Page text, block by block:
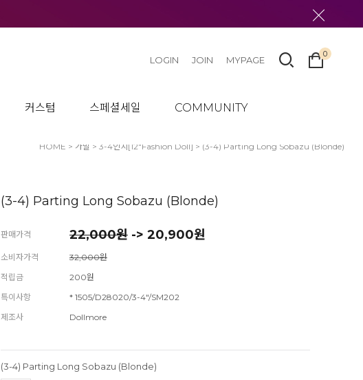
커스텀 스페셜세일 COMMUNITY
LOGIN JOIN MYPAGE
0
HOME > 가발 > 3-4인치[12"Fashion Doll] > (3-4) Parting Long Sobazu (Blonde)
(3-4) Parting Long Sobazu (Blonde)
판매가격 22,000원 -> 20,900원
소비자가격
32,000원
적립금
200원
특이사항
* 1505/D28020/3-4"/SM202
제조사
Dollmore
(3-4) Parting Long Sobazu (Blonde)